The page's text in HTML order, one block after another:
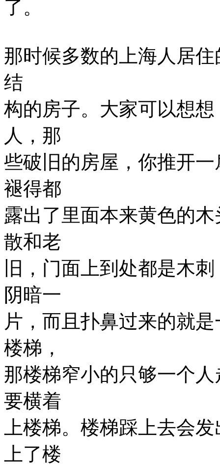
了。
那时候多数的上海人居
结
构的房子。大家可以想
人，那
些破旧的房屋，你推开
褪得都
露出了里面本来黄色的
散和老
旧，门面上到处都是木
阴暗一
片，而且扑鼻过来的就
楼梯，
那楼梯窄小的只够一个
要横着
上楼梯。楼梯踩上去会
上了楼